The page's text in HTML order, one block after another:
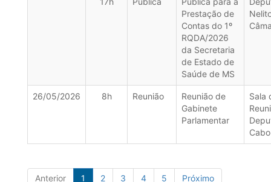
Prestação de
Contas do 1º
RQDA/2026
da Secretaria
de Estado de
Saúde de MS
26/05/2026 8h Reunião
Reunião de
Gabinete
Parlamentar
Sala
Anterior 1 2 3 4 5 Próximo